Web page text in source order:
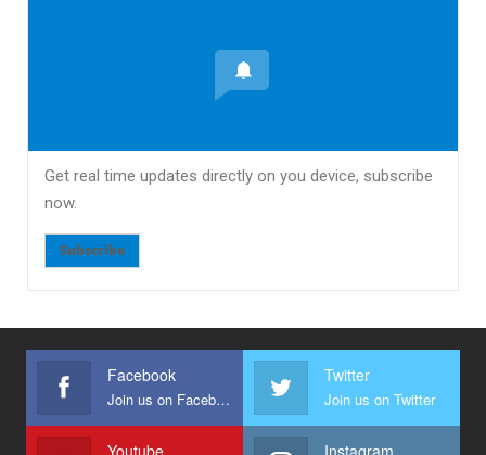
Get real time updates directly on you device, subscribe
now.
Subscribe
Facebook
Join us on Facebook
Twitter
Join us on Twitter
Youtube Instagram